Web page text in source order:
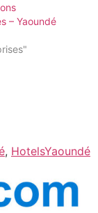
– Yaoundé
, HotelsYaoundé